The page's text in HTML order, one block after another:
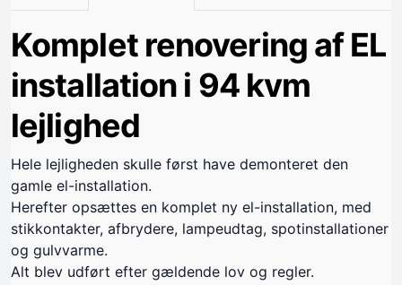
Komplet renovering af EL
installation i 94 kvm
lejlighed
Hele lejligheden skulle først have demonteret den
gamle el-installation.
Herefter opsættes en komplet ny el-installation, med
stikkontakter, afbrydere, lampeudtag, spotinstallationer
og gulvvarme.
Alt blev udført efter gældende lov og regler.